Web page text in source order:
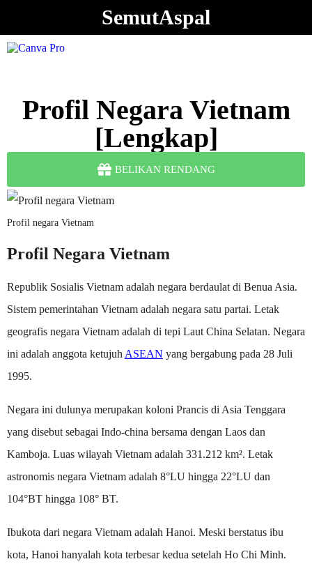
SemutAspal
Profil Negara Vietnam
[Lengkap]
BELIKAN RENDANG
Profil negara Vietnam
Profil Negara Vietnam
Republik Sosialis Vietnam adalah negara berdaulat di Benua Asia.
Sistem pemerintahan Vietnam adalah negara satu partai. Letak
geografis negara Vietnam adalah di tepi Laut China Selatan. Negara
ini adalah anggota ketujuh ASEAN yang bergabung pada 28 Juli
1995.
Negara ini dulunya merupakan koloni Prancis di Asia Tenggara
yang disebut sebagai Indo-china bersama dengan Laos dan
Kamboja. Luas wilayah Vietnam adalah 331.212 km². Letak
astronomis negara Vietnam adalah 8°LU hingga 22°LU dan
104°BT hingga 108° BT.
Ibukota dari negara Vietnam adalah Hanoi. Meski berstatus ibu
kota, Hanoi hanyalah kota terbesar kedua setelah Ho Chi Minh.